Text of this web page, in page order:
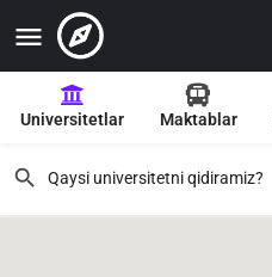
Universitetlar Maktablar